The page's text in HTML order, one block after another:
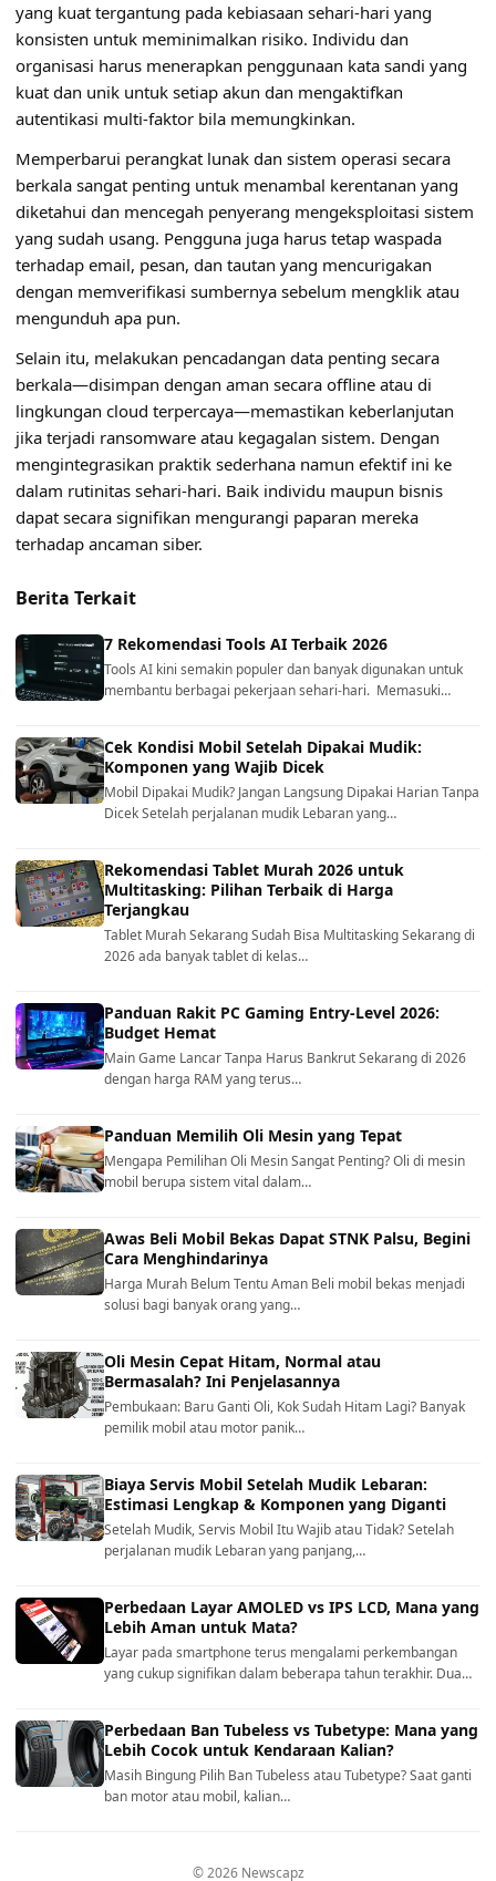
yang kuat tergantung pada kebiasaan sehari-hari yang
konsisten untuk meminimalkan risiko. Individu dan
organisasi harus menerapkan penggunaan kata sandi yang
kuat dan unik untuk setiap akun dan mengaktifkan
autentikasi multi-faktor bila memungkinkan.
Memperbarui perangkat lunak dan sistem operasi secara
berkala sangat penting untuk menambal kerentanan yang
diketahui dan mencegah penyerang mengeksploitasi sistem
yang sudah usang. Pengguna juga harus tetap waspada
terhadap email, pesan, dan tautan yang mencurigakan
dengan memverifikasi sumbernya sebelum mengklik atau
mengunduh apa pun.
Selain itu, melakukan pencadangan data penting secara
berkala—disimpan dengan aman secara offline atau di
lingkungan cloud terpercaya—memastikan keberlanjutan
jika terjadi ransomware atau kegagalan sistem. Dengan
mengintegrasikan praktik sederhana namun efektif ini ke
dalam rutinitas sehari-hari. Baik individu maupun bisnis
dapat secara signifikan mengurangi paparan mereka
terhadap ancaman siber.
Berita Terkait
7 Rekomendasi Tools AI Terbaik 2026
Tools AI kini semakin populer dan banyak digunakan untuk
membantu berbagai pekerjaan sehari-hari. Memasuki…
Cek Kondisi Mobil Setelah Dipakai Mudik:
Komponen yang Wajib Dicek
Mobil Dipakai Mudik? Jangan Langsung Dipakai Harian Tanpa
Dicek Setelah perjalanan mudik Lebaran yang…
Rekomendasi Tablet Murah 2026 untuk
Multitasking: Pilihan Terbaik di Harga
Terjangkau
Tablet Murah Sekarang Sudah Bisa Multitasking Sekarang di
2026 ada banyak tablet di kelas…
Panduan Rakit PC Gaming Entry-Level 2026:
Budget Hemat
Main Game Lancar Tanpa Harus Bankrut Sekarang di 2026
dengan harga RAM yang terus…
Panduan Memilih Oli Mesin yang Tepat
Mengapa Pemilihan Oli Mesin Sangat Penting? Oli di mesin
mobil berupa sistem vital dalam…
Awas Beli Mobil Bekas Dapat STNK Palsu, Begini
Cara Menghindarinya
Harga Murah Belum Tentu Aman Beli mobil bekas menjadi
solusi bagi banyak orang yang…
Oli Mesin Cepat Hitam, Normal atau
Bermasalah? Ini Penjelasannya
Pembukaan: Baru Ganti Oli, Kok Sudah Hitam Lagi? Banyak
pemilik mobil atau motor panik…
Biaya Servis Mobil Setelah Mudik Lebaran:
Estimasi Lengkap & Komponen yang Diganti
Setelah Mudik, Servis Mobil Itu Wajib atau Tidak? Setelah
perjalanan mudik Lebaran yang panjang,…
Perbedaan Layar AMOLED vs IPS LCD, Mana yang
Lebih Aman untuk Mata?
Layar pada smartphone terus mengalami perkembangan
yang cukup signifikan dalam beberapa tahun terakhir. Dua…
Perbedaan Ban Tubeless vs Tubetype: Mana yang
Lebih Cocok untuk Kendaraan Kalian?
Masih Bingung Pilih Ban Tubeless atau Tubetype? Saat ganti
ban motor atau mobil, kalian…
© 2026 Newscapz